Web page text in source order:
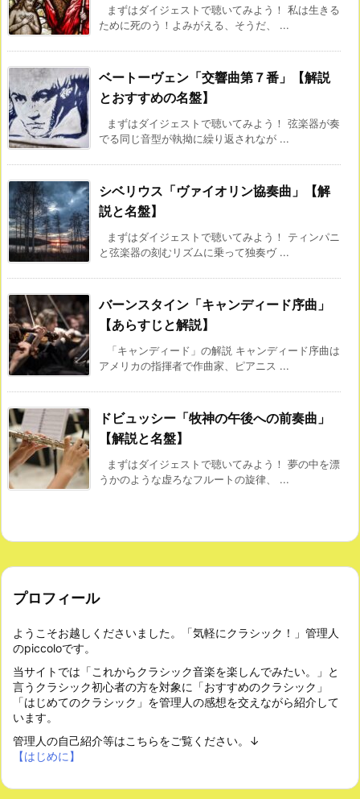
まずはダイジェストで聴いてみよう！ 私は生きる
ために死のう！よみがえる、そうだ、 ...
ベートーヴェン「交響曲第７番」【解説
とおすすめの名盤】
まずはダイジェストで聴いてみよう！ 弦楽器が奏
でる同じ音型が執拗に繰り返されなが ...
シベリウス「ヴァイオリン協奏曲」【解
説と名盤】
まずはダイジェストで聴いてみよう！ ティンパニ
と弦楽器の刻むリズムに乗って独奏ヴ ...
バーンスタイン「キャンディード序曲」
【あらすじと解説】
「キャンディード」の解説 キャンディード序曲は
アメリカの指揮者で作曲家、ピアニス ...
ドビュッシー「牧神の午後への前奏曲」
【解説と名盤】
まずはダイジェストで聴いてみよう！ 夢の中を漂
うかのような虚ろなフルートの旋律、 ...
プロフィール
ようこそお越しくださいました。「気軽にクラシック！」管理人
のpiccoloです。
当サイトでは「これからクラシック音楽を楽しんでみたい。」と
言うクラシック初心者の方を対象に「おすすめのクラシック」
「はじめてのクラシック」を管理人の感想を交えながら紹介して
います。
管理人の自己紹介等はこちらをご覧ください。↓
【はじめに】